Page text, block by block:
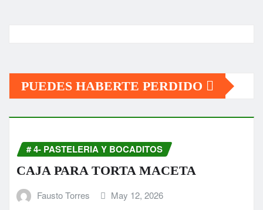
PUEDES HABERTE PERDIDO
# 4- PASTELERIA Y BOCADITOS
CAJA PARA TORTA MACETA
Fausto Torres May 12, 2026